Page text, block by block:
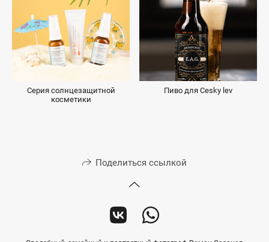
Серия солнцезащитной
косметики
Пиво для Cesky lev
Поделиться ссылкой